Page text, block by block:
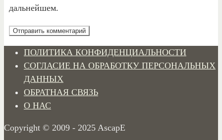
дальнейшем.
ПОЛИТИКА КОНФИДЕНЦИАЛЬНОСТИ
СОГЛАСИЕ НА ОБРАБОТКУ ПЕРСОНАЛЬНЫХ
ДАННЫХ
ОБРАТНАЯ СВЯЗЬ
О НАС
Copyright © 2009 - 2025 AscapE